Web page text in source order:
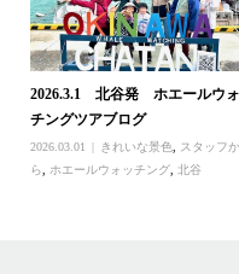
2026.3.1 北谷発 ホエールウ
チングツアブログ
2026.03.01 きれいな景色, スタッフか
ら, ホエールウォッチング, 北谷